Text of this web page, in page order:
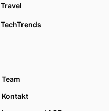
Travel
TechTrends
Team
Kontakt